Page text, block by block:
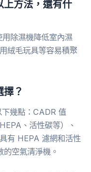
上方法，還有什
除濕機降低室內濕
絨毛玩具等容易積聚
？
幾點：CADR 值
、活性碳等）、
有 HEPA 濾網和活性
空氣清淨機。